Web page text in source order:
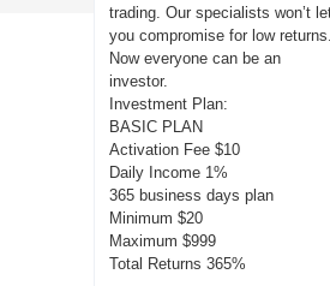
trading. Our specialists won’t
you compromise for low
Now everyone can be an
investor.
Investment Plan:
BASIC PLAN
Activation Fee $10
Daily Income 1%
365 business days plan
Minimum $20
Maximum $999
Total Returns 365%